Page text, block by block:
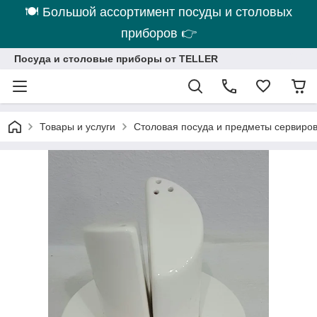
🍽 Большой ассортимент посуды и столовых
приборов 👉
Посуда и столовые приборы от TELLER
Товары и услуги Столовая посуда и предметы